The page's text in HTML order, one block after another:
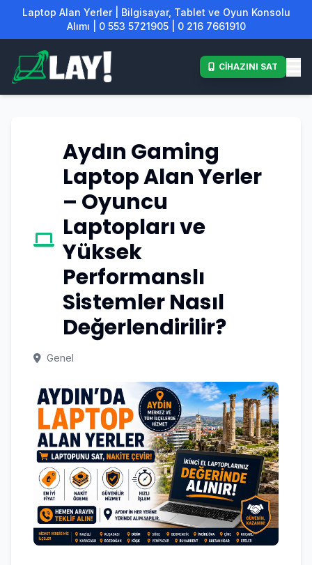
Laptop Alan Yerler | Bilgisayar, Tablet ve Oyun Konsolu
Alımı | 0 553 5721905 | 0 216 7661910
CİHAZINI SAT
Aydın Gaming
Laptop Alan Yerler
– Oyuncu
Laptopları ve
Yüksek
Performanslı
Sistemler Nasıl
Değerlendirilir?
Genel